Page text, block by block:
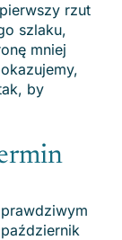
rzut
szlaku,
mniej
by